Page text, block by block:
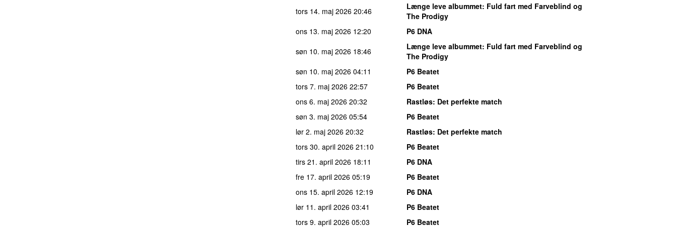
tors 14. maj 2026 20:46 Længe leve albummet: Fuld fart med Farveblind og
The Prodigy
ons 13. maj 2026 12:20
P6 DNA
søn 10. maj 2026 18:46 Længe leve albummet: Fuld fart med Farveblind og
The Prodigy
søn 10. maj 2026 04:11
P6 Beatet
tors 7. maj 2026 22:57
P6 Beatet
ons 6. maj 2026 20:32 Rastløs: Det perfekte match
søn 3. maj 2026 05:54
P6 Beatet
lør 2. maj 2026 20:32 Rastløs: Det perfekte match
tors 30. april 2026 21:10
P6 Beatet
tirs 21. april 2026 18:11
P6 DNA
fre 17. april 2026 05:19
P6 Beatet
ons 15. april 2026 12:19
P6 DNA
lør 11. april 2026 03:41
P6 Beatet
tors 9. april 2026 05:03
P6 Beatet